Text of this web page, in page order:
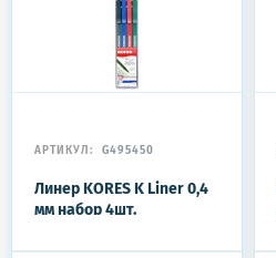
АРТИКУЛ: G495450
Линер KORES K Liner 0,4
мм набор 4шт.